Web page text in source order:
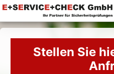
Stellen Sie